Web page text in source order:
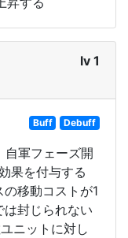
lv 1
Buff Debuff
自軍フェーズ開
果を付与する
移動コストが1
封じられない
ニットに対し